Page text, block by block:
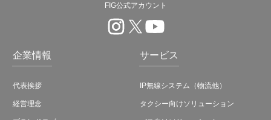
FIG公式アカウント
企業情報
代表挨拶
経営理念
サービス
IP無線システム（物流他）
タクシー向けソリューション